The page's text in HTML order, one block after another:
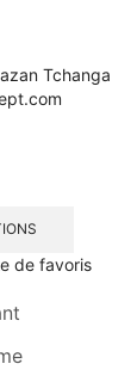
de favoris